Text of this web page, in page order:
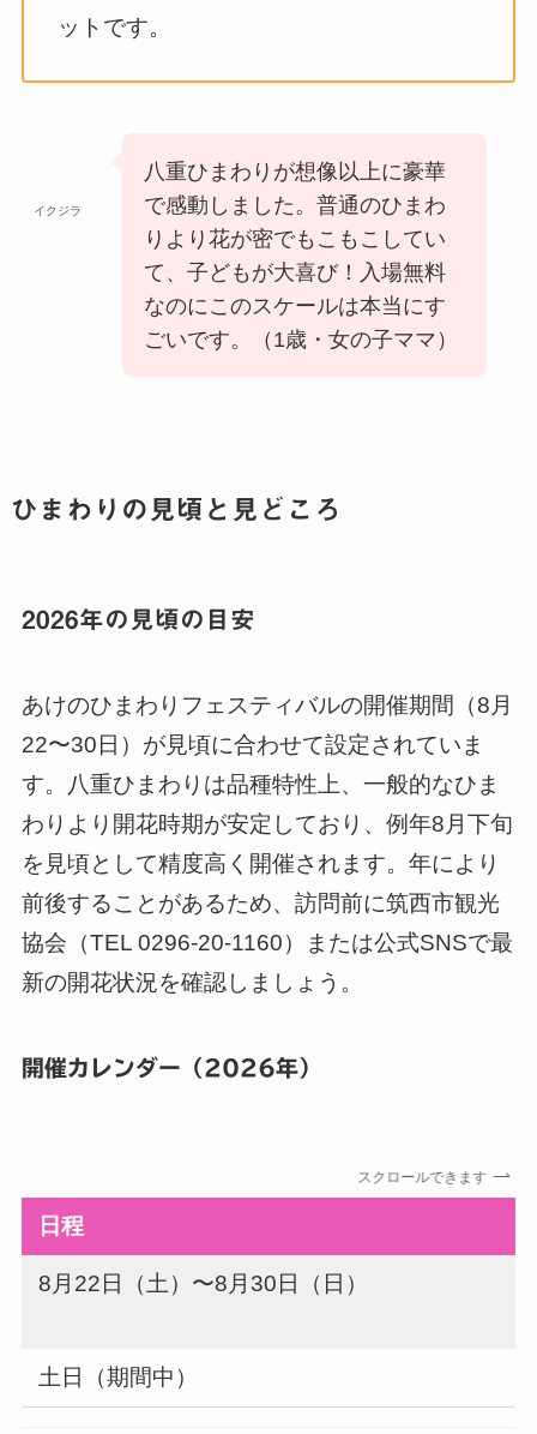
ットです。
イクジラ
八重ひまわりが想像以上に豪華
で感動しました。普通のひまわ
りより花が密でもこもこしてい
て、子どもが大喜び！入場無料
なのにこのスケールは本当にす
ごいです。（1歳・女の子ママ）
ひまわりの見頃と見どころ
2026年の見頃の目安
あけのひまわりフェスティバルの開催期間（8月
22〜30日）が見頃に合わせて設定されていま
す。八重ひまわりは品種特性上、一般的なひま
わりより開花時期が安定しており、例年8月下旬
を見頃として精度高く開催されます。年により
前後することがあるため、訪問前に筑西市観光
協会（TEL 0296-20-1160）または公式SNSで最
新の開花状況を確認しましょう。
開催カレンダー（2026年）
スクロールできます
日程
8月22日（土）〜8月30日（日）
土日（期間中）